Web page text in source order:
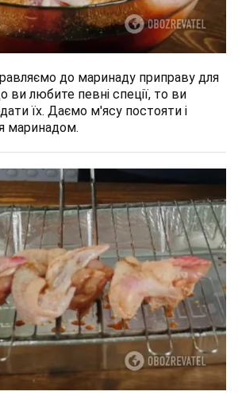
до маринаду приправу для
ви любите певні спеції, то ви
їх. Даємо м'ясу постояти і
маринадом.